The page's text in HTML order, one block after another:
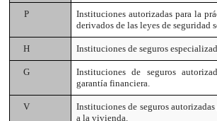
P
Instituciones autorizadas para la
derivados de las leyes de seguridad
H Instituciones de seguros
G
Instituciones de seguros
garantía financiera.
V
Instituciones de seguros
a la vivienda.